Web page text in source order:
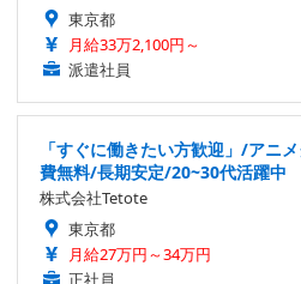
東京都
月給33万2,100円～
派遣社員
「すぐに働きたい方歓迎」/アニ
費無料/長期安定/20~30代活躍中
株式会社Tetote
東京都
月給27万円～34万円
正社員